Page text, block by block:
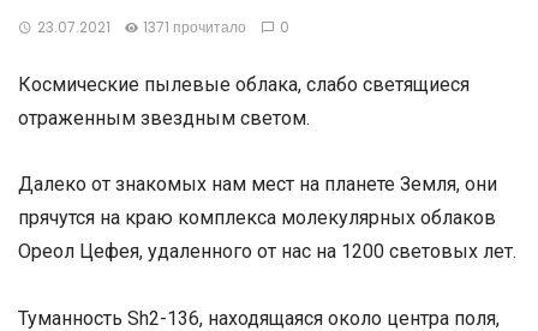
23.07.2021 1371 прочитало 0
Космические пылевые облака, слабо светящиеся
отраженным звездным светом.
Далеко от знакомых нам мест на планете Земля, они
прячутся на краю комплекса молекулярных облаков
Ореол Цефея, удаленного от нас на 1200 световых лет.
Туманность Sh2-136, находящаяся около центра поля,